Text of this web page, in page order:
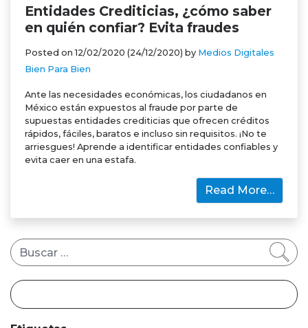
Entidades Crediticias, ¿cómo saber
en quién confiar? Evita fraudes
Posted on12/02/2020 (24/12/2020) by Medios Digitales
Bien Para Bien
Ante las necesidades económicas, los ciudadanos en
México están expuestos al fraude por parte de
supuestas entidades crediticias que ofrecen créditos
rápidos, fáciles, baratos e incluso sin requisitos. ¡No te
arriesgues! Aprende a identificar entidades confiables y
evita caer en una estafa.
Read More…
Buscar